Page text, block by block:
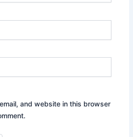
and website in this browser